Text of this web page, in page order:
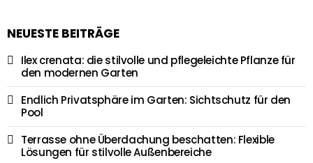
NEUESTE BEITRÄGE
Ilex crenata: die stilvolle und pflegeleichte Pflanze für
den modernen Garten
Endlich Privatsphäre im Garten: Sichtschutz für den
Pool
Terrasse ohne Überdachung beschatten: Flexible
Lösungen für stilvolle Außenbereiche